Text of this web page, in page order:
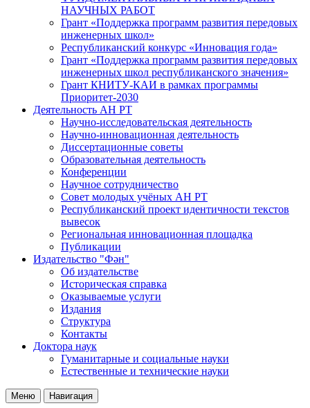
НАУЧНЫХ РАБОТ
Грант «Поддержка программ развития передовых
инженерных школ»
Республиканский конкурс «Инновация года»
Грант «Поддержка программ развития передовых
инженерных школ республиканского значения»
Грант КНИТУ-КАИ в рамках программы
Приоритет-2030
Деятельность АН РТ
Научно-исследовательская деятельность
Научно-инновационная деятельность
Диссертационные советы
Образовательная деятельность
Конференции
Научное сотрудничество
Совет молодых учёных АН РТ
Республиканский проект идентичности текстов
вывесок
Региональная инновационная площадка
Публикации
Издательство "Фән"
Об издательстве
Историческая справка
Оказываемые услуги
Издания
Структура
Контакты
Доктора наук
Гуманитарные и социальные науки
Естественные и технические науки
Меню Навигация